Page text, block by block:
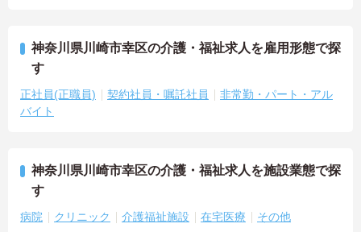
神奈川県川崎市幸区の介護・福祉求人を雇用形態で探
す
正社員(正職員) 契約社員・嘱託社員
非常勤・パート・アル
バイト
神奈川県川崎市幸区の介護・福祉求人を施設業態で探
す
病院 クリニック 介護福祉施設 在宅医療 その他